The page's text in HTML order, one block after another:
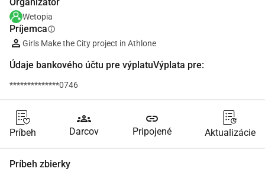
Wetopia
Príjemcainfo
Girls Make the City project in Athlone
Údaje bankového účtu pre výplatuVýplata pre:
**************0746
Príbeh
groups
Darcov
link
Pripojené Aktualizácie
Príbeh zbierky